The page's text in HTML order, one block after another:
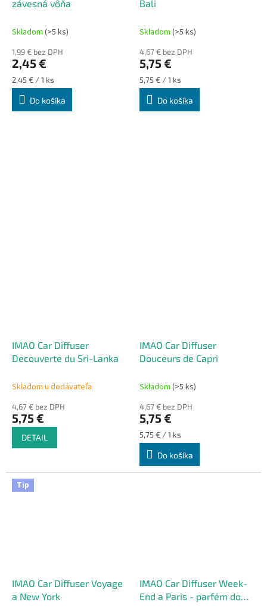
závesná vôňa
Skladom (>5 ks)
1,99 € bez DPH
2,45 €
Jednotková
cena:
2,45 € / 1 ks
Do košíka
Bali
Skladom (>5 ks)
4,67 € bez DPH
5,75 €
Jednotková
cena:
5,75 € / 1 ks
Do košíka
IMAO Car Diffuser
Decouverte du Sri-Lanka
Skladom u dodávateľa
4,67 € bez DPH
5,75 €
DETAIL
IMAO Car Diffuser
Douceurs de Capri
Skladom (>5 ks)
4,67 € bez DPH
5,75 €
Jednotková
cena:
5,75 € / 1 ks
Do košíka
Tip
IMAO Car Diffuser Voyage
a New York
IMAO Car Diffuser Week-
End a Paris - parfém do